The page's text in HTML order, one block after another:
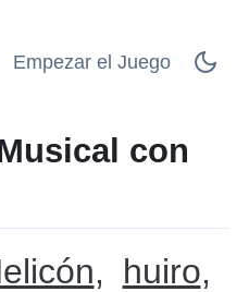
Empezar el Juego
con
huiro